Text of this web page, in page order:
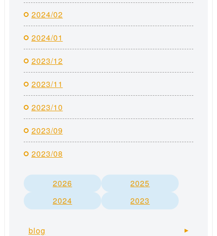
2024/02
2024/01
2023/12
2023/11
2023/10
2023/09
2023/08
2026
2025
2024
2023
blog